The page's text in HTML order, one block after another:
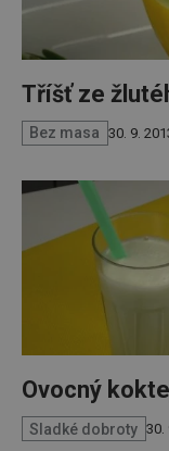
Tříšť ze
Bez masa 30. 9.
Ovocný
Sladké dobroty 30.